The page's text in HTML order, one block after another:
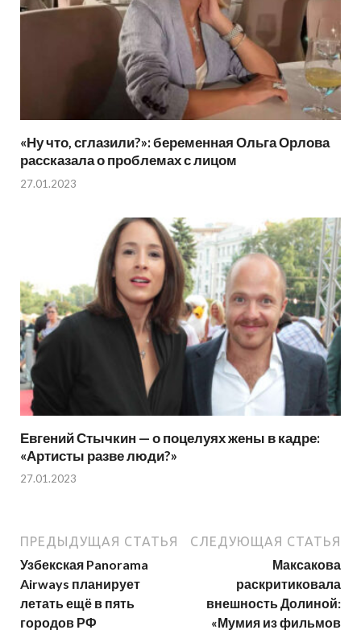
«Ну что, сглазили?»: беременная Ольга Орлова
рассказала о проблемах с лицом
27.01.2023
Евгений Стычкин — о поцелуях жены в кадре:
«Артисты разве люди?»
27.01.2023
ПРЕДЫДУЩАЯ СТАТЬЯ
Узбекская Panorama
Airways планирует
летать ещё в пять
городов РФ
СЛЕДУЮЩАЯ СТАТЬЯ
Максакова
раскритиковала
внешность Долиной:
«Мумия из фильмов